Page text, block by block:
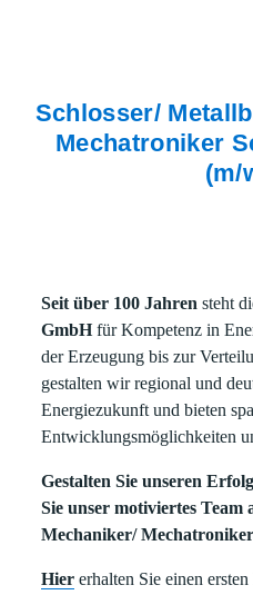
Schlosser/
Mechatroniker
(m/
Seit über 100 Jahren steht
GmbHfür Kompetenz in
der Erzeugung bis zur
gestalten wir regional und
Energiezukunft und bieten
Entwicklungsmöglichkeiten
Gestalten Sie unseren
Sie unser motiviertes Team
Mechaniker/
Hier erhalten Sie einen